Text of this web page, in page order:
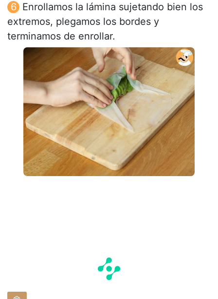
Enrollamos la lámina sujetando bien los
extremos, plegamos los bordes y
terminamos de enrollar.